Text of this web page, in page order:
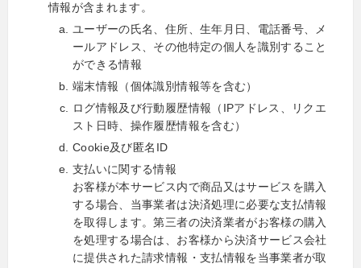
情報が含まれます。
ユーザーの氏名、住所、生年月日、電話番号、メ
ールアドレス、その他特定の個人を識別すること
ができる情報
端末情報（個体識別情報等を含む）
ログ情報及び行動履歴情報（IPアドレス、リクエ
スト日時、操作履歴情報を含む）
Cookie及び匿名ID
支払いに関する情報
お客様が本サービス内で商品又はサービスを購入
する場合、当事業者は決済処理に必要な支払情報
を取得します。第三者の決済業者がお客様の購入
を処理する場合は、お客様から決済サービス会社
に提供された請求情報・支払情報を当事業者が取